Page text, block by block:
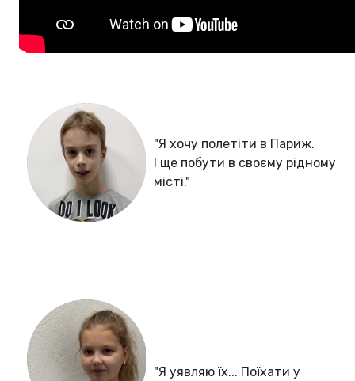
"Я хочу полетіти в Париж.
І ще побути в своєму рідному
місті."
"Я уявляю їх... Поїхати у